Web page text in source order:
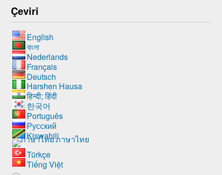
Çeviri
English
বাংলা
Nederlands
Français
Deutsch
Harshen Hausa
हिन्दी; हिंदी
한국어
Português
Русский
Kiswahiliภาษาไทย
Türkçe
Tiếng Việt